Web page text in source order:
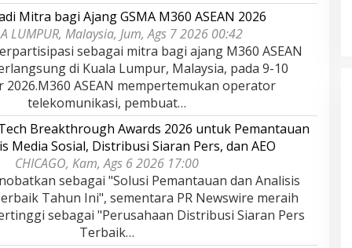
Mitra bagi Ajang GSMA M360 ASEAN 2026
LUMPUR, Malaysia, Jum, Ags 7 2026 00:42
sebagai mitra bagi ajang M360 ASEAN
di Kuala Lumpur, Malaysia, pada 9-10
2026.M360 ASEAN mempertemukan operator
telekomunikasi, pembuat…
Breakthrough Awards 2026 untuk Pemantauan
Media Sosial, Distribusi Siaran Pers, dan AEO
CHICAGO, Kam, Ags 6 2026 17:00
sebagai "Solusi Pemantauan dan Analisis
Tahun Ini", sementara PR Newswire meraih
sebagai "Perusahaan Distribusi Siaran Pers
Terbaik…
Tahun
PEMERINTAHAN,
2025
Melayu (LAM) Jambi
DAN ARTIKEL, PEMERINTAHAN, PERISTIWA
Oktober, 2025